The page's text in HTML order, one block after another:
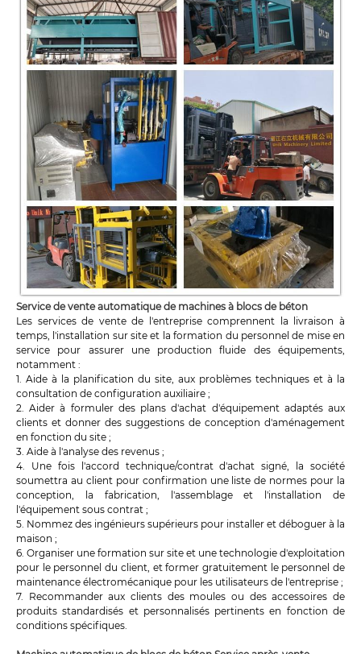
Service de vente automatique de machines à blocs de béton
Les services de vente de l'entreprise comprennent la livraison à
temps, l'installation sur site et la formation du personnel de mise en
service pour assurer une production fluide des équipements,
notamment :
1. Aide à la planification du site, aux problèmes techniques et à la
consultation de configuration auxiliaire ;
2. Aider à formuler des plans d'achat d'équipement adaptés aux
clients et donner des suggestions de conception d'aménagement
en fonction du site ;
3. Aide à l'analyse des revenus ;
4. Une fois l'accord technique/contrat d'achat signé, la société
soumettra au client pour confirmation une liste de normes pour la
conception, la fabrication, l'assemblage et l'installation de
l'équipement sous contrat ;
5. Nommez des ingénieurs supérieurs pour installer et déboguer à la
maison ;
6. Organiser une formation sur site et une technologie d'exploitation
pour le personnel du client, et former gratuitement le personnel de
maintenance électromécanique pour les utilisateurs de l'entreprise ;
7. Recommander aux clients des moules ou des accessoires de
produits standardisés et personnalisés pertinents en fonction de
conditions spécifiques.